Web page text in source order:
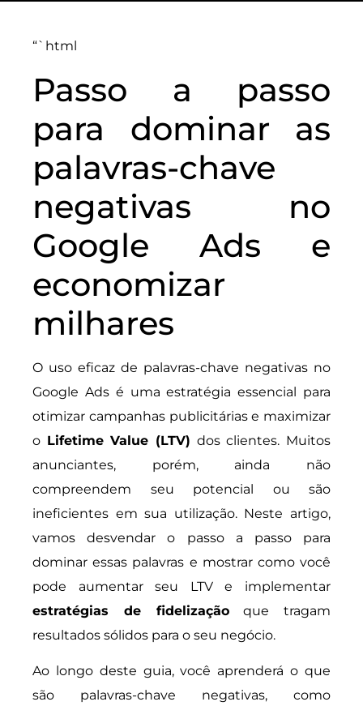
“`html
Passo a passo
para dominar as
palavras-chave
negativas no
Google Ads e
economizar
milhares
O uso eficaz de palavras-chave negativas no
Google Ads é uma estratégia essencial para
otimizar campanhas publicitárias e maximizar
o Lifetime Value (LTV) dos clientes. Muitos
anunciantes, porém, ainda não
compreendem seu potencial ou são
ineficientes em sua utilização. Neste artigo,
vamos desvendar o passo a passo para
dominar essas palavras e mostrar como você
pode aumentar seu LTV e implementar
estratégias de fidelizaçãoque tragam
resultados sólidos para o seu negócio.
Ao longo deste guia, você aprenderá o que
são palavras-chave negativas, como